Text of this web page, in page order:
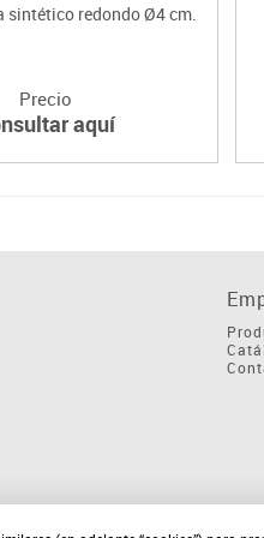
sintético redondo Ø4 cm.
Precio
aquí